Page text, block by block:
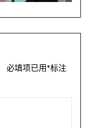
必填项已用*标注